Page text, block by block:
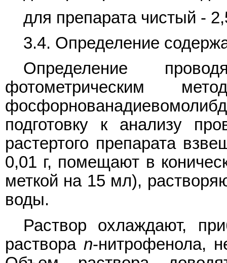
для препарата чистый -
3.4. Определение
Определение
фотометрическим
подготовку к анализу
растертого препарата
0,01 г, помещают в
меткой на 15 мл),
воды.
Раствор охлаждают,
раствора n-нитрофенола,